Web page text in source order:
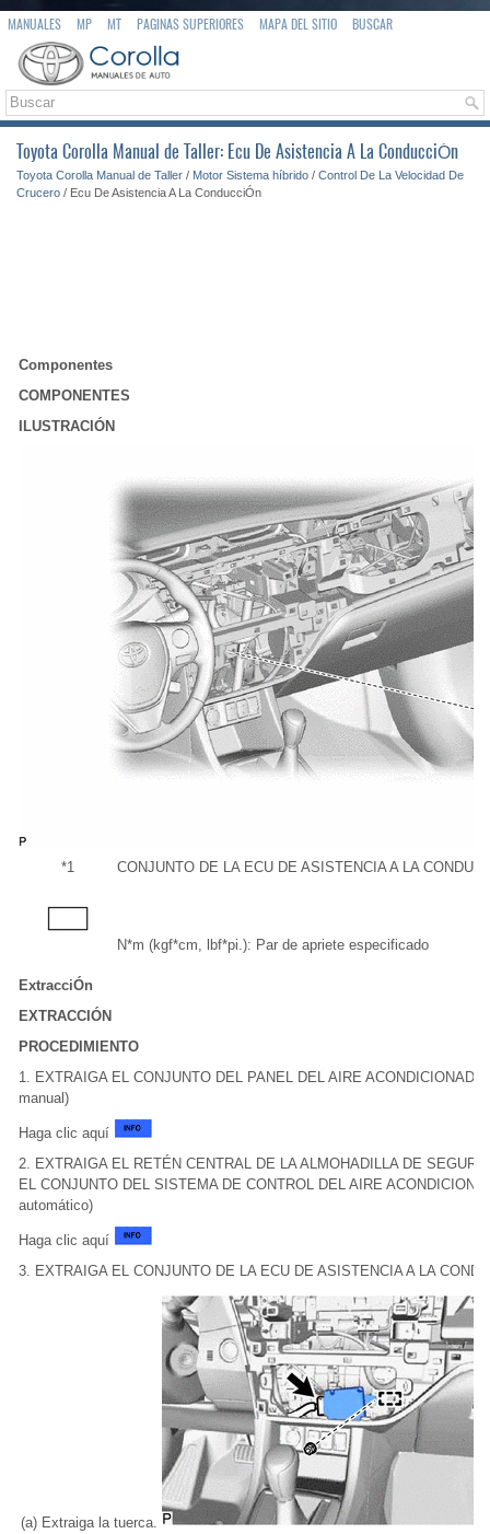
MANUALES MP MT PAGINAS SUPERIORES MAPA DEL SITIO BUSCAR
Toyota Corolla Manual de Taller: Ecu De Asistencia A La ConducciÓn
Toyota Corolla Manual de Taller / Motor Sistema híbrido / Control De La Velocidad De
Crucero / Ecu De Asistencia A La ConducciÓn
Componentes
COMPONENTES
ILUSTRACIÓN
*1 CONJUNTO DE LA ECU DE ASISTENCIA A LA
N*m (kgf*cm, lbf*pi.): Par de apriete especificado
ExtracciÓn
EXTRACCIÓN
PROCEDIMIENTO
1. EXTRAIGA EL CONJUNTO DEL PANEL DEL AIRE
manual)
Haga clic aquí
2. EXTRAIGA EL RETÉN CENTRAL DE LA ALMOHADILLA DE
EL CONJUNTO DEL SISTEMA DE CONTROL DEL AIRE
automático)
Haga clic aquí
3. EXTRAIGA EL CONJUNTO DE LA ECU DE ASISTENCIA A LA
(a) Extraiga la tuerca.